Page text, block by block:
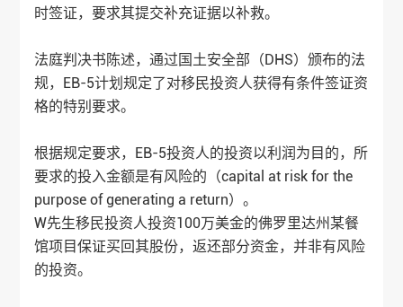
时签证，要求其提交补充证据以补救。
法庭判决书陈述，通过国土安全部（DHS）颁布的法
规，EB-5计划规定了对移民投资人获得有条件签证资
格的特别要求。
根据规定要求，EB-5投资人的投资以利润为目的，所
要求的投入金额是有风险的（capital at risk for the
purpose of generating a return）。
W先生移民投资人投资100万美金的佛罗里达州某餐
馆项目保证买回其股份，返还部分资金，并非有风险
的投资。